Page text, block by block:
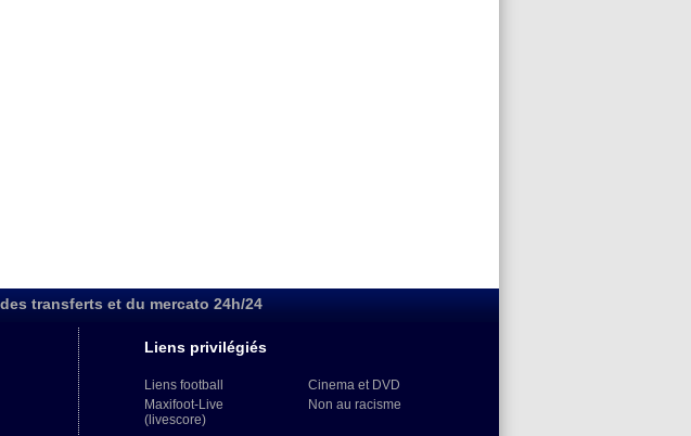
transferts et du mercato 24h/24
Liens privilégiés
Liens football
Maxifoot-Live
(livescore)
Cinema et DVD
Non au racisme